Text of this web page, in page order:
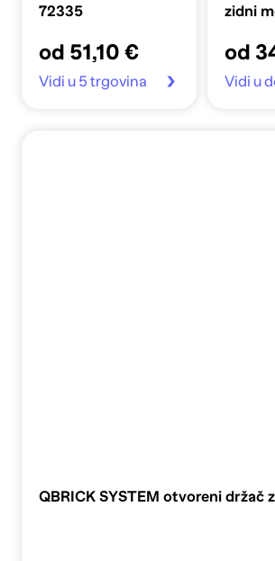
72335
od 51,10 €
Vidi u 5 trgovina
zidni
od
QBRICK SYSTEM otvoreni držač